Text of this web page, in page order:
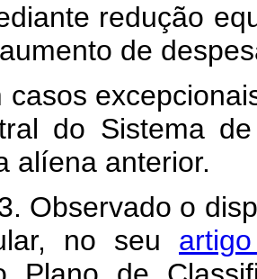
redução
de
casos
do Sistema
alíena anterior.
Observado o
no seu